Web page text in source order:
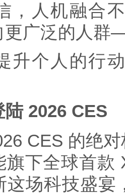
，人机融合
更广泛的人
升个人的行
2026 CES
CES 的绝
旗下全球首款
这场科技盛宴